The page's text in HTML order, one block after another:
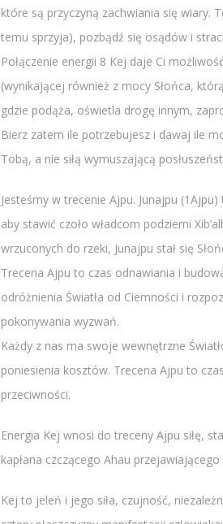
które są przyczyną zachwiania się wiary.
temu sprzyja), pozbądź się osądów i
Połączenie energii 8 Kej daje Ci
(wynikającej również z mocy Słońca,
gdzie podąża, oświetla drogę innym,
Bierz zatem ile potrzebujesz i dawaj ile
Tobą, a nie siłą wymuszającą
Jesteśmy w trecenie Ajpu. Junajpu
aby stawić czoło władcom podziemi
wrzuconych do rzeki, Junajpu stał się
Trecena Ajpu to czas odnawiania i
odróżnienia Światła od Ciemności i
pokonywania wyzwań.
Każdy z nas ma swoje wewnętrzne
poniesienia kosztów. Trecena Ajpu to
przeciwności.
Energia Kej wnosi do treceny Ajpu siłę,
kapłana czczącego Ahau
Kej to jeleń i jego siła, czujność,